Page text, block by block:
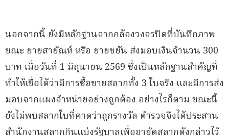
นอกจากนี้ ยังมีหลักฐานจากกล้องวงจรปิดที่บันทึกภาพ
ขณะ ยายสายัณห์ หรือ ยายขยัน ส่งมอบเงินจำนวน 300
บาท เมื่อวันที่ 1 มิถุนายน 2569 ซึ่งเป็นหลักฐานสำคัญที่
ทำให้เชื่อได้ว่ามีการซื้อขายสลากทั้ง 3 ใบจริง และมีการส่ง
มอบจากแผงจำหน่ายอย่างถูกต้อง อย่างไรก็ตาม ขณะนี้
ยังไม่พบสลากใบที่คาดว่าถูกรางวัล ตำรวจจึงได้ประสาน
สำนักงานสลากกินแบ่งรัฐบาลเพื่ออายัดสลากดังกล่าวไว้